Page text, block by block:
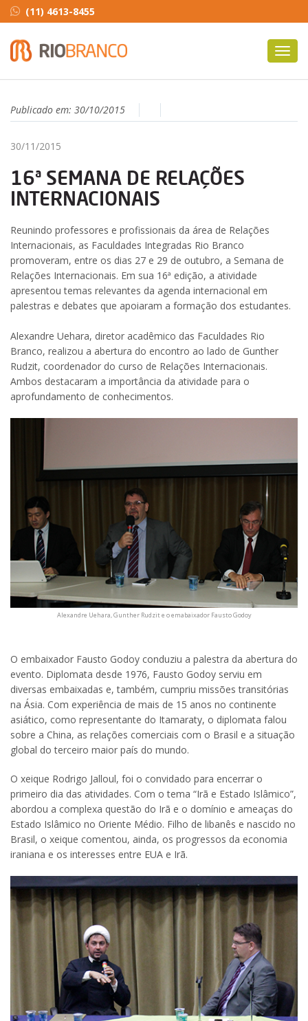
(11) 4613-8455
Publicado em: 30/10/2015
30/11/2015
16ª SEMANA DE RELAÇÕES
INTERNACIONAIS
Reunindo professores e profissionais da área de Relações
Internacionais, as Faculdades Integradas Rio Branco
promoveram, entre os dias 27 e 29 de outubro, a Semana de
Relações Internacionais. Em sua 16ª edição, a atividade
apresentou temas relevantes da agenda internacional em
palestras e debates que apoiaram a formação dos estudantes.
Alexandre Uehara, diretor acadêmico das Faculdades Rio
Branco, realizou a abertura do encontro ao lado de Gunther
Rudzit, coordenador do curso de Relações Internacionais.
Ambos destacaram a importância da atividade para o
aprofundamento de conhecimentos.
Alexandre Uehara, Gunther Rudzit e o emabaixador Fausto Godoy
O embaixador Fausto Godoy conduziu a palestra da abertura do
evento. Diplomata desde 1976, Fausto Godoy serviu em
diversas embaixadas e, também, cumpriu missões transitórias
na Ásia. Com experiência de mais de 15 anos no continente
asiático, como representante do Itamaraty, o diplomata falou
sobre a China, as relações comerciais com o Brasil e a situação
global do terceiro maior país do mundo.
O xeique Rodrigo Jalloul, foi o convidado para encerrar o
primeiro dia das atividades. Com o tema “Irã e Estado Islâmico”,
abordou a complexa questão do Irã e o domínio e ameaças do
Estado Islâmico no Oriente Médio. Filho de libanês e nascido no
Brasil, o xeique comentou, ainda, os progressos da economia
iraniana e os interesses entre EUA e Irã.